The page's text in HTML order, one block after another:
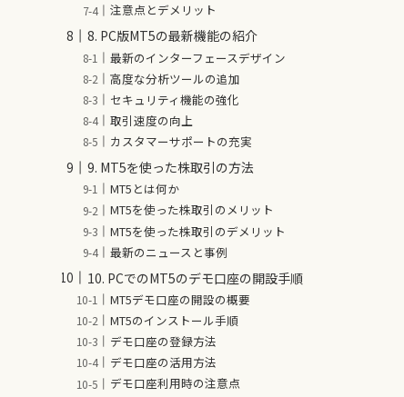
注意点とデメリット
8. PC版MT5の最新機能の紹介
最新のインターフェースデザイン
高度な分析ツールの追加
セキュリティ機能の強化
取引速度の向上
カスタマーサポートの充実
9. MT5を使った株取引の方法
MT5とは何か
MT5を使った株取引のメリット
MT5を使った株取引のデメリット
最新のニュースと事例
10. PCでのMT5のデモ口座の開設手順
MT5デモ口座の開設の概要
MT5のインストール手順
デモ口座の登録方法
デモ口座の活用方法
デモ口座利用時の注意点